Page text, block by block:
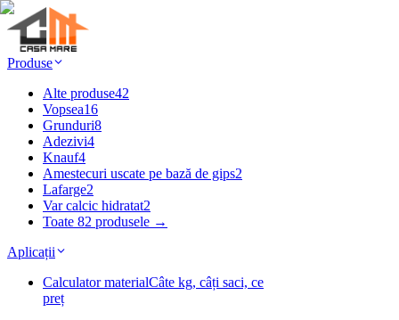
Produse
Alte produse42
Vopsea16
Grunduri8
Adezivi4
Knauf4
Amestecuri uscate pe bază de gips2
Lafarge2
Var calcic hidratat2
Toate 82 produsele →
Aplicații
Calculator materialCâte kg, câți saci, ce
preț